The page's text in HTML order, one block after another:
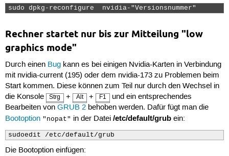
sudo dpkg-reconfigure  nvidia-"Versionsnummer"
Rechner startet nur bis zur Mitteilung "low
graphics mode"
Durch einen Bugkann es bei einigen Nvidia-Karten in Verbindung
mit nvidia-current (195) oder dem nvidia-173 zu Problemen beim
Start kommen. Diese können zum Teil nur durch den Wechsel in
die Konsole
Strg + Alt + F1
und ein entsprechendes
Bearbeiten von GRUB 2behoben werden. Dafür fügt man die
Bootoption "nopat" in der Datei /etc/default/grubein:
sudoedit /etc/default/grub
Die Bootoption einfügen: